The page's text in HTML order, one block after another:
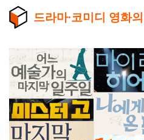
드라마∙코미디 영화